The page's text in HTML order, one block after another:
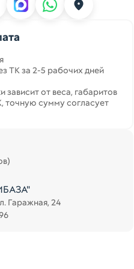
ТК за 2-5 рабочих дней
зависит от веса, габаритов
точную сумму согласует
Гаражная, 24